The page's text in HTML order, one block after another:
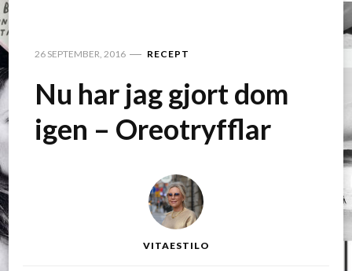
26 SEPTEMBER, 2016 RECEPT
Nu har jag gjort dom
igen – Oreotryfflar
VITAESTILO